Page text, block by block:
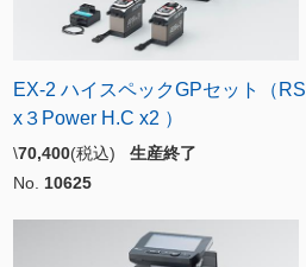
EX-2 ハイスペックGPセット（RS
x３Power H.C x2 ）
\70,400(税込) 生産終了
No. 10625